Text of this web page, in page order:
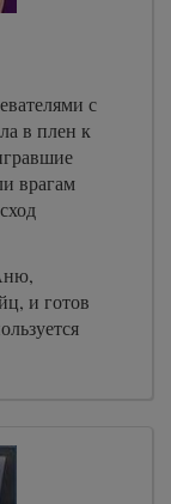
с
в плен к
врагам
и готов